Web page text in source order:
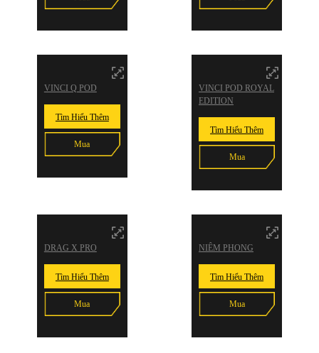
VINCI Q POD
Tìm Hiểu Thêm
Mua
VINCI POD ROYAL
EDITION
Tìm Hiểu Thêm
Mua
DRAG X PRO
Tìm Hiểu Thêm
Mua
NIÊM PHONG
Tìm Hiểu Thêm
Mua